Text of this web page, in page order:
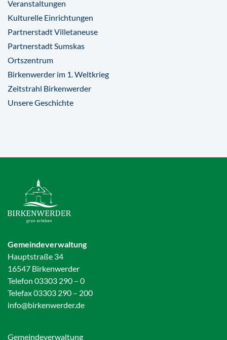
Veranstaltungen
Kulturelle Einrichtungen
Partnerstadt Villetaneuse
Partnerstadt Sumskas
Ortszentrum
Birkenwerder im 1. Weltkrieg
Zeitstrahl Birkenwerder
Unsere Geschichte
Gemeindeverwaltung
Hauptstraße 34
16547 Birkenwerder
Telefon 03303 290 – 0
Telefax 03303 290 – 200
info@birkenwerder.de
Gemeindeverwaltung